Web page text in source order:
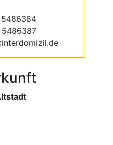
5486384
5486387